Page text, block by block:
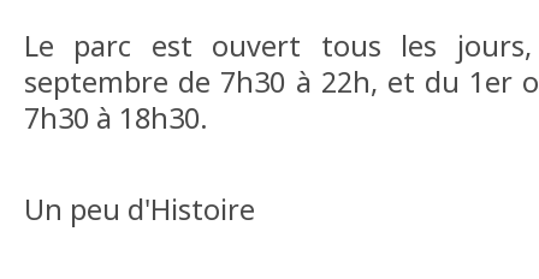
Le parc est ouvert tous les
septembre de 7h30 à 22h, et du 1er
7h30 à 18h30.
Un peu d'Histoire